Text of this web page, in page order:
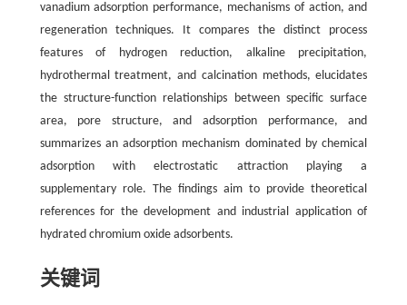
vanadium adsorption performance, mechanisms of action, and
regeneration techniques. It compares the distinct process
features of hydrogen reduction, alkaline precipitation,
hydrothermal treatment, and calcination methods, elucidates
the structure-function relationships between specific surface
area, pore structure, and adsorption performance, and
summarizes an adsorption mechanism dominated by chemical
adsorption with electrostatic attraction playing a
supplementary role. The findings aim to provide theoretical
references for the development and industrial application of
hydrated chromium oxide adsorbents.
关键词